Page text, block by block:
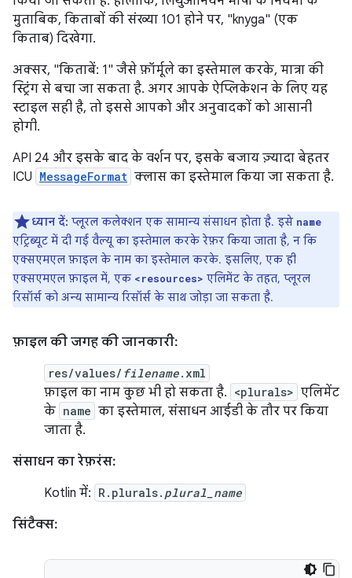
मुताबिक, किताबों की संख्या 101 होने पर, "knyga" (एक
किताब) दिखेगा.
अक्सर, "किताबें: 1" जैसे फ़ॉर्मूले का इस्तेमाल करके, मात्रा की
स्ट्रिंग से बचा जा सकता है. अगर आपके ऐप्लिकेशन के लिए यह
स्टाइल सही है, तो इससे आपको और अनुवादकों को आसानी
होगी.
API 24 और इसके बाद के वर्शन पर, इसके बजाय ज़्यादा बेहतर
ICU MessageFormat क्लास का इस्तेमाल किया जा सकता है.
ध्यान दें: प्लूरल कलेक्शन एक सामान्य संसाधन होता है. इसे name
एट्रिब्यूट में दी गई वैल्यू का इस्तेमाल करके रेफ़र किया जाता है, न कि
एक्सएमएल फ़ाइल के नाम का इस्तेमाल करके. इसलिए, एक ही
एक्सएमएल फ़ाइल में, एक <resources> एलिमेंट के तहत, प्लूरल
रिसॉर्स को अन्य सामान्य रिसॉर्स के साथ जोड़ा जा सकता है.
फ़ाइल की जगह की जानकारी:
res/values/ filename.xml
फ़ाइल का नाम कुछ भी हो सकता है. <plurals> एलिमेंट
के name का इस्तेमाल, संसाधन आईडी के तौर पर किया
जाता है.
संसाधन का रेफ़रंस:
Kotlin में: R.plurals. plural_name
सिंटैक्स: